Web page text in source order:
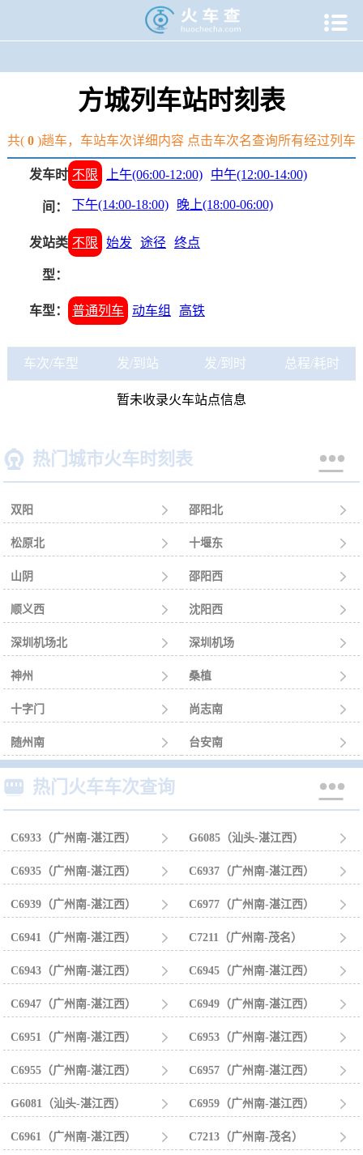

方城列车站时刻表
共( 0)趟车，车站车次详细内容 点击车次名查询所有经过列车
发车时
间：
不限 上午(06:00-12:00) 中午(12:00-14:00)
下午(14:00-18:00) 晚上(18:00-06:00)
发站类
型：
不限 始发 途径 终点
车型： 普通列车 动车组 高铁
车次/车型 发/到站 发/到时 总程/耗时
暂未收录火车站点信息
 热门城市火车时刻表 
双阳  邵阳北 
松原北  十堰东 
山阴  邵阳西 
顺义西  沈阳西 
深圳机场北  深圳机场 
神州  桑植 
十字门  尚志南 
随州南  台安南 
 热门火车车次查询 
C6933（广州南-湛江西）  G6085（汕头-湛江西） 
C6935（广州南-湛江西）  C6937（广州南-湛江西） 
C6939（广州南-湛江西）  C6977（广州南-湛江西） 
C6941（广州南-湛江西）  C7211（广州南-茂名） 
C6943（广州南-湛江西）  C6945（广州南-湛江西） 
C6947（广州南-湛江西）  C6949（广州南-湛江西） 
C6951（广州南-湛江西）  C6953（广州南-湛江西） 
C6955（广州南-湛江西）  C6957（广州南-湛江西） 
G6081（汕头-湛江西）  C6959（广州南-湛江西） 
C6961（广州南-湛江西）  C7213（广州南-茂名） 